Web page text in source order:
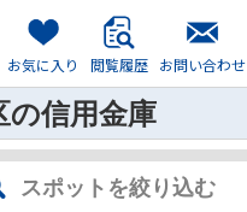
お気に入り 閲覧履歴 お問い合わせ
の信用金庫
スポットを絞り込む